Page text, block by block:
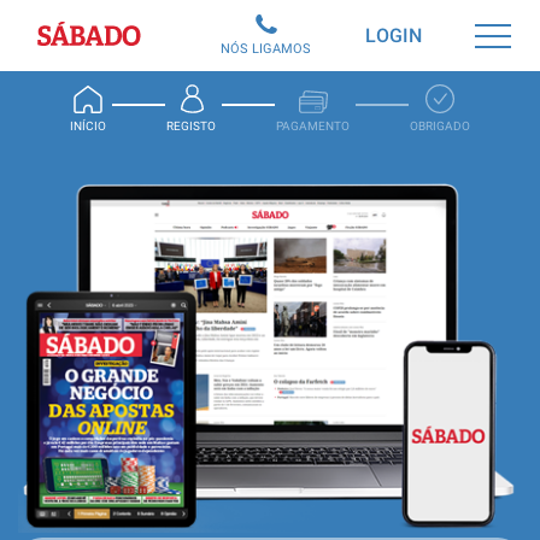
Sábado
INÍCIO REGISTO PAGAMENTO OBRIGADO
LOGIN
NÓS LIGAMOS